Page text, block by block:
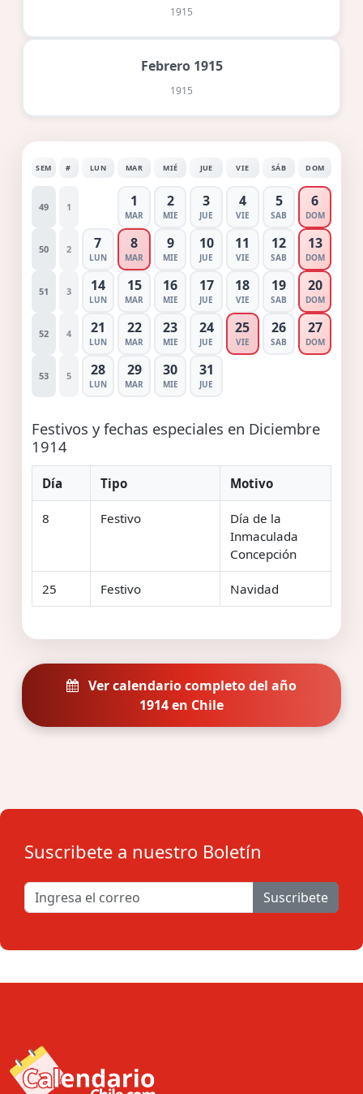
1915
Febrero 1915
1915
SEM # LUN MAR MIÉ JUE VIE SÁB DOM
49 1 1
MAR
2
MIE
3
JUE
4
VIE
5
SAB
6
DOM
50 2 7
LUN
8
MAR
9
MIE
10
JUE
11
VIE
12
SAB
13
DOM
51 3 14
LUN
15
MAR
16
MIE
17
JUE
18
VIE
19
SAB
20
DOM
52 4 21
LUN
22
MAR
23
MIE
24
JUE
25
VIE
26
SAB
27
DOM
53 5 28
LUN
29
MAR
30
MIE
31
JUE
Festivos y fechas especiales en Diciembre
1914
Día Tipo Motivo
8 Festivo
Día de la
Inmaculada
Concepción
25 Festivo Navidad
Ver calendario completo del año
1914 en Chile
Suscribete a nuestro Boletín
Suscribete